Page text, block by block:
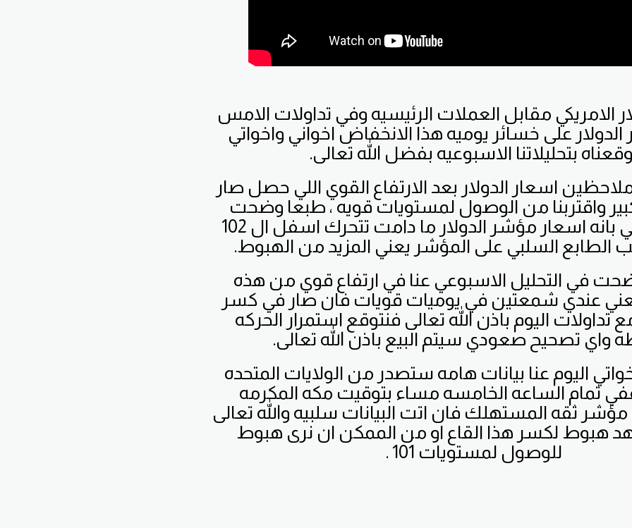
الامريكي مقابل العملات الرئيسيه وفي تداولات الامس
على خسائر يوميه هذا الانخفاض اخواني واخواتي
بتحليلاتنا الاسبوعيه بفضل الله تعالى.
اسعار الدولار بعد الارتفاع القوي اللي حصل صار
واقتربنا من الوصول لمستويات قويه ، طبعا وضحت
اخواني واخواتي بانه اسعار مؤشر الدولار ما دامت تتحرك اسفل ال 102
الطابع السلبي على المؤشر يعني المزيد من الهبوط.
في التحليل الاسبوعي عنا في ارتفاع قوي من هذه
عندي شمعتين في يوميات قويات فان صار في كسر
تداولات اليوم باذن الله تعالى فنتوقع استمرار الحركه
واي تصحيح صعودي سيتم البيع باذن الله تعالى.
اليوم عنا بيانات هامه ستصدر من الولايات المتحده
ففي تمام الساعه الخامسه مساء بتوقيت مكه المكرمه
ثقه المستهلك فان اتت البيانات سلبيه والله تعالى
هبوط لكسر هذا القاع او من الممكن ان نرى هبوط
للوصول لمستويات 101 .